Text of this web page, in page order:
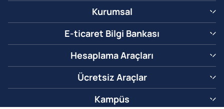
Kurumsal
E-ticaret Bilgi Bankası
Hesaplama Araçları
Ücretsiz Araçlar
Kampüs